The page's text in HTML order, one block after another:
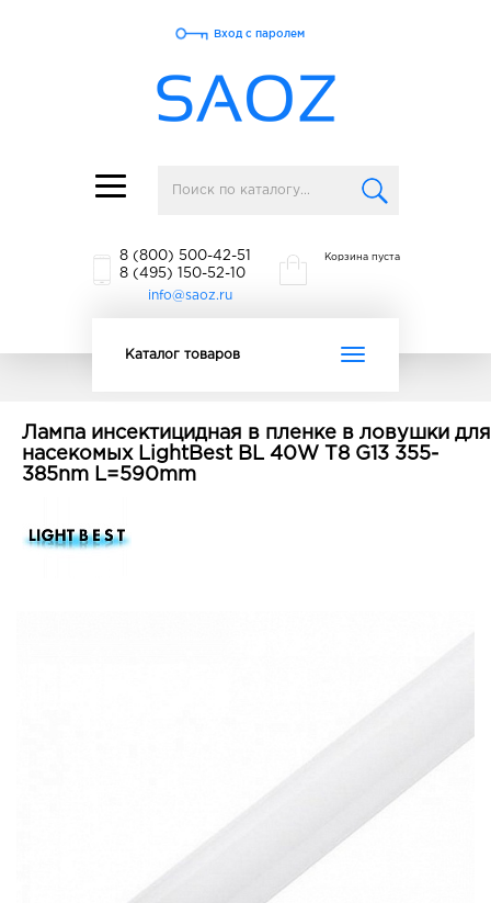
Toggle
navigation
Вход с паролем
8 (800) 500-42-51
8 (495) 150-52-10
info@saoz.ru
Корзина пуста
Toggle
Каталог товаров
Лампа инсектицидная в пленке в ловушки для
насекомых LightBest BL 40W T8 G13 355-
385nm L=590mm